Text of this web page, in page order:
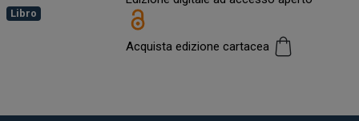
Libro
Acquista edizione cartacea